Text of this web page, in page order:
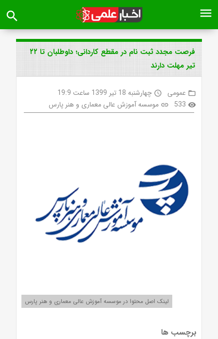
menu
search
فرصت مجدد ثبت نام در مقطع کاردانی؛ داوطلبان تا ۲۲
تیر مهلت دارند
folder_open عمومی access_time چهارشنبه 18 تیر 1399 ساعت 19:9
visibility
533
link موسسه آموزش عالی معماری و هنر پارس
لینک اصل محتوا در موسسه آموزش عالی معماری و هنر پارس
برچسب ها